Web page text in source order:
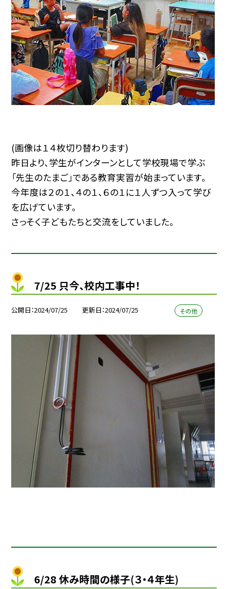
(画像は１４枚切り替わります)
昨日より、学生がインターンとして学校現場で学ぶ
「先生のたまご」である教育実習が始まっています。
今年度は２の１、４の１、６の１に１人ずつ入って学び
を広げています。
さっそく子どもたちと交流をしていました。
7/25 只今、校内工事中！
公開日 2024/07/25 更新日 2024/07/25 その他
6/28 休み時間の様子(３・４年生)